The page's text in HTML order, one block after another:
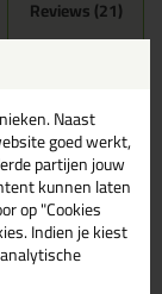
Reviews (21)
sanitairkit
te gebruiken
veelzijdige kit
bijpassende
de
nog! Op
Naast
goed werkt,
partijen jouw
kunnen laten
op "Cookies
Indien je kiest